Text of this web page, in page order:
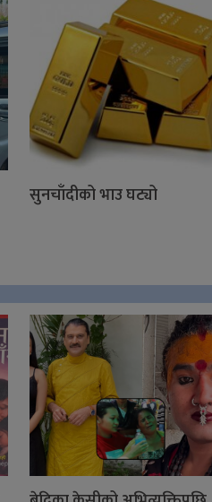
सुनचाँदीको भाउ घट्यो